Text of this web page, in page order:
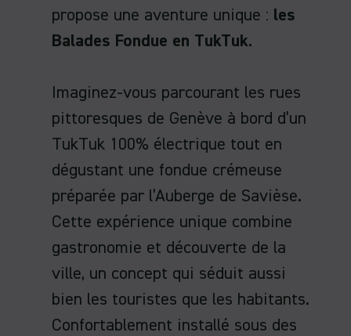
propose une aventure unique : les
Balades Fondue en TukTuk.
Imaginez-vous parcourant les rues
pittoresques de Genève à bord d’un
TukTuk 100% électrique tout en
dégustant une fondue crémeuse
préparée par l’Auberge de Savièse.
Cette expérience unique combine
gastronomie et découverte de la
ville, un concept qui séduit aussi
bien les touristes que les habitants.
Confortablement installé sous des